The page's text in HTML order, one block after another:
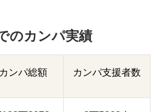
のカンパ実績
カンパ総額 カンパ支援者数